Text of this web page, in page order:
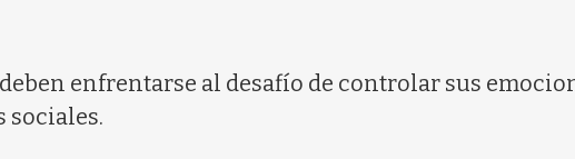
enfrentarse al desafío de controlar sus
sociales.